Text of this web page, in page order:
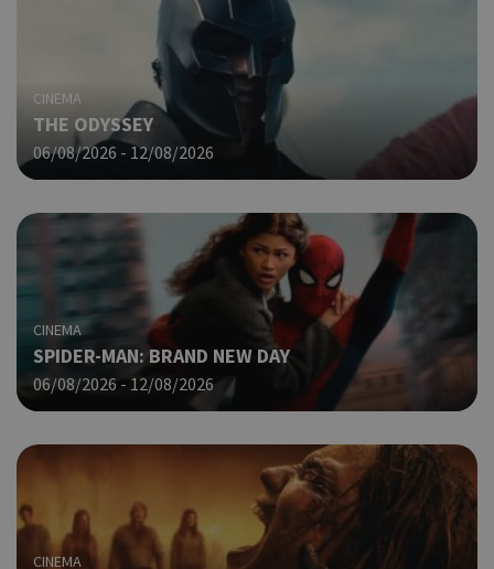
CINEMA
THE ODYSSEY
06/08/2026 - 12/08/2026
CINEMA
SPIDER-MAN: BRAND NEW DAY
06/08/2026 - 12/08/2026
CINEMA